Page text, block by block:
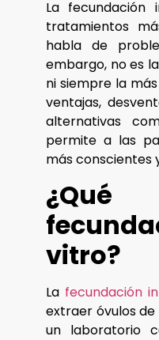
La
tratamientos
habla de
embargo, no es
ni siempre la
ventajas,
alternativas
permite a las
más conscientes
vitro?
La fecundación
extraer óvulos
un laboratorio